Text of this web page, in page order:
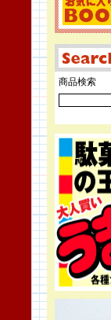
商品検索